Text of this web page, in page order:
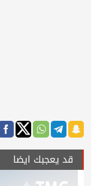
قد يعجبك ايضا